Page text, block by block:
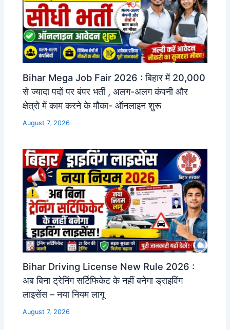
Bihar Mega Job Fair 2026 : बिहार में 20,000
से ज्यादा पदों पर बंपर भर्ती , अलग-अलग कंपनी और
क्षेत्रो में काम करने के मौका- ऑनलाइन शुरू
August 7, 2026
Bihar Driving License New Rule 2026 :
अब बिना ट्रेनिंग सर्टिफिकेट के नहीं बनेगा ड्राइविंग
लाइसेंस – नया नियम लागू
August 7, 2026